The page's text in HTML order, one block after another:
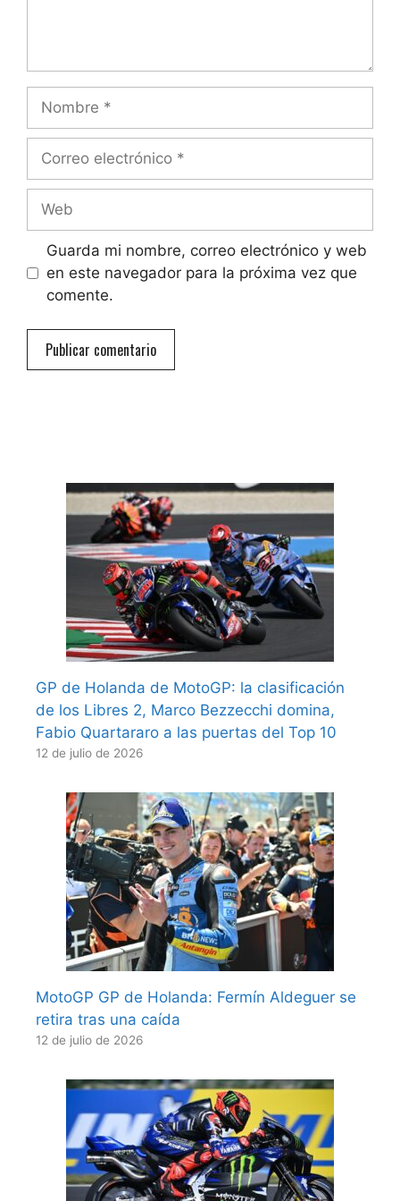
electrónico
Guarda mi nombre, correo electrónico y web
en este navegador para la próxima vez que
comente.
GP de Holanda de MotoGP: la clasificación
de los Libres 2, Marco Bezzecchi domina,
Fabio Quartararo a las puertas del Top 10
12 de julio de 2026
MotoGP GP de Holanda: Fermín Aldeguer se
retira tras una caída
12 de julio de 2026